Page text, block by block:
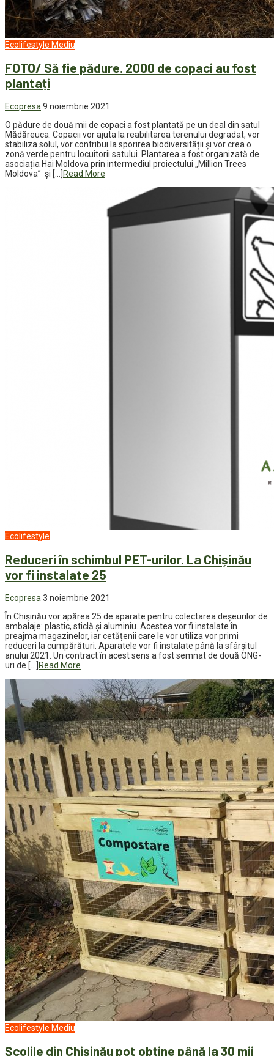
Ecolifestyle Mediu
FOTO/ Să fie pădure. 2000 de copaci au fost
plantați
Ecopresa 9 noiembrie 2021
O pădure de două mii de copaci a fost plantată pe un deal din satul
Mădăreuca. Copacii vor ajuta la reabilitarea terenului degradat, vor
stabiliza solul, vor contribui la sporirea biodiversității și vor crea o
zonă verde pentru locuitorii satului. Plantarea a fost organizată de
asociația Hai Moldova prin intermediul proiectului „Million Trees
Moldova” și […]
Read More
Ecolifestyle
Reduceri în schimbul PET-urilor. La Chișinău
vor fi instalate 25
Ecopresa 3 noiembrie 2021
În Chișinău vor apărea 25 de aparate pentru colectarea deșeurilor de
ambalaje: plastic, sticlă și aluminiu. Acestea vor fi instalate în
preajma magazinelor, iar cetățenii care le vor utiliza vor primi
reduceri la cumpărături. Aparatele vor fi instalate până la sfârșitul
anului 2021. Un contract în acest sens a fost semnat de două ONG-
uri de […]
Read More
Ecolifestyle Mediu
Școlile din Chișinău pot obține până la 30 mii